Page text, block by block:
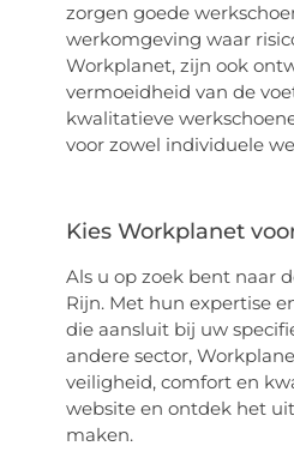
zorgen goede
werkomgeving waar
Workplanet, zijn ook
vermoeidheid van de
kwalitatieve
voor zowel individuele
Kies Workplanet
Als u op zoek bent naar
Rijn. Met hun expertise
die aansluit bij uw
andere sector,
veiligheid, comfort en
website en ontdek het
maken.